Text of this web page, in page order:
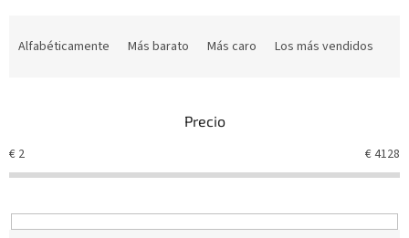
i
i
Alfabéticamente Más barato Más caro Los más vendidos
Precio
€ 2 €4128